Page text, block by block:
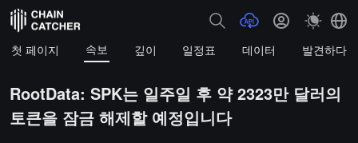
첫 페이지 속보 깊이 일정표 데이터 발견하다
RootData: SPK는 일주일 후 약 2323만 달러의
토큰을 잠금 해제할 예정입니다